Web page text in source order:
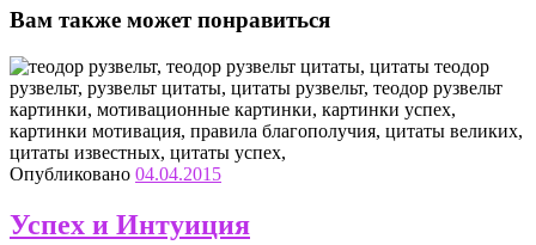
Вам также может понравиться
Опубликовано 04.04.2015
Успех и Интуиция